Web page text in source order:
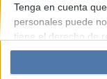
Tenga en cuenta
personales puede
tiene el derecho de
preferencias se
sus preferencias o
Diario Perfil
Hombre